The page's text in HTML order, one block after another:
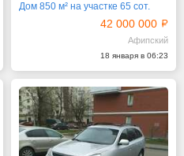
Дом 850 м² на участке 65 сот.
42 000 000
Афипский
18 января в 06:23